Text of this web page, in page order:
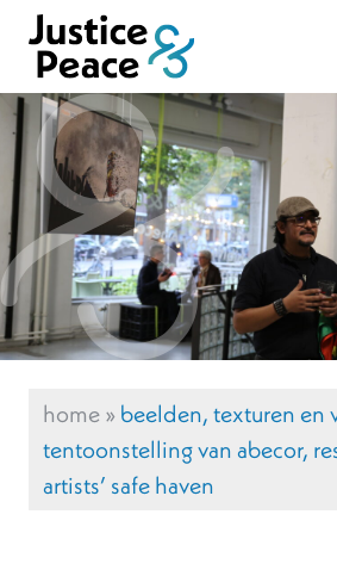
home»beelden, texturen en
tentoonstelling van abecor,
artists’ safe haven